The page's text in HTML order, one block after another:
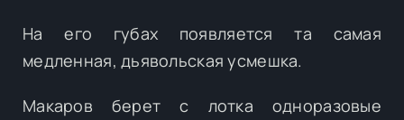
На его губах появляется та самая
медленная, дьявольская усмешка.
Макаров берет с лотка одноразовые